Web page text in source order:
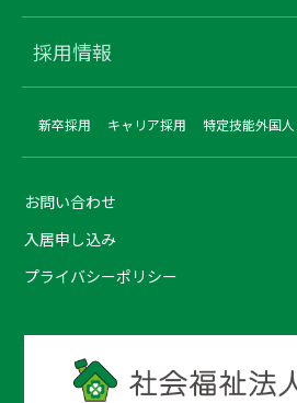
採用情報
新卒採用 キャリア採用 特定技能外国人
お問い合わせ
入居申し込み
プライバシーポリシー